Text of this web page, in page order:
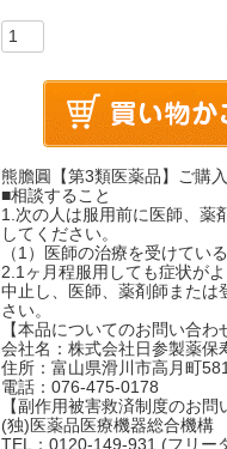
熊膽圓【第3類医薬品】ご購
■相談すること
1.次の人は服用前に医師、薬
してください。
（1）医師の治療を受けている
2.1ヶ月程服用しても症状が
中止し、医師、薬剤師または
さい。
【本品についてのお問い合わ
会社名：株式会社日参製薬保
住所：富山県滑川市高月町
電話：076-475-0178
【副作用被害救済制度のお問
(独)医薬品医療機器総合機構
TEL：0120-149-931 (フリー